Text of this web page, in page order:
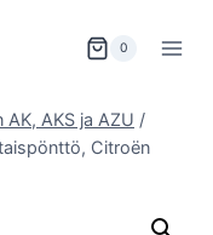
0
AK, AKS ja AZU /
Citroën